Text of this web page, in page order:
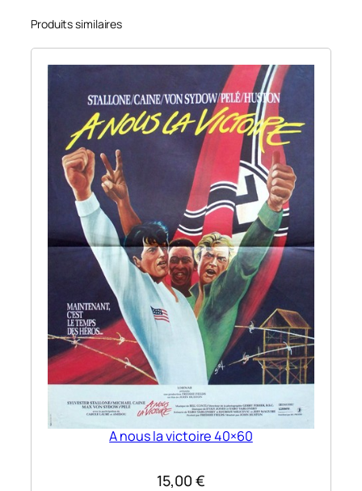
Produits similaires
A nous la victoire 40×60
15,00 €